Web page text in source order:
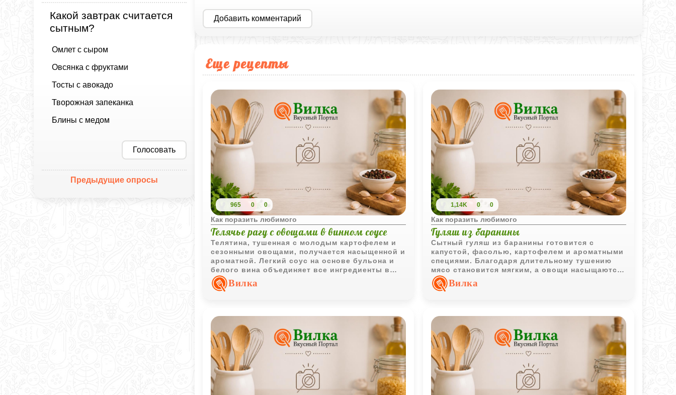
Какой завтрак считается
сытным?
Омлет с сыром
Овсянка с фруктами
Тосты с авокадо
Творожная запеканка
Блины с медом
Голосовать
Предыдущие опросы
Добавить комментарий
Еще рецепты
965 0 0
Как поразить любимого
Телячье рагу с овощами в винном соусе
Телятина, тушенная с молодым картофелем и
сезонными овощами, получается насыщенной и
ароматной. Легкий соус на основе бульона и
белого вина объединяет все ингредиенты в
гармоничное блюдо.
Вилка
1,14K 0 0
Как поразить любимого
Гуляш из баранины
Сытный гуляш из баранины готовится с
капустой, фасолью, картофелем и ароматными
специями. Благодаря длительному тушению
мясо становится мягким, а овощи насыщаются
мясным соком и пряностями.
Вилка